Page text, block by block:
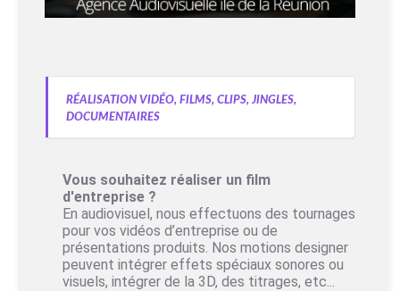
Réalisation vidéo, films, clips, jingles,
documentaires
Vous souhaitez réaliser un film
d'entreprise ?
En audiovisuel, nous effectuons des tournages
pour vos vidéos d’entreprise ou de
présentations produits. Nos motions designer
peuvent intégrer effets spéciaux sonores ou
visuels, intégrer de la 3D, des titrages, etc...